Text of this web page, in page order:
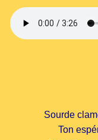
Sourde
Ton